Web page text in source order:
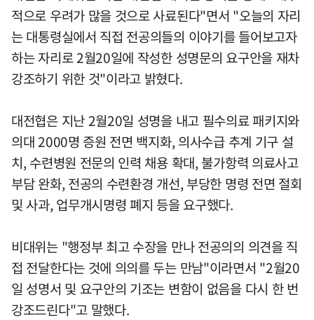
적으로 우려가 많을 것으로 사료된다"면서 "오늘의 자리
는 대통령실에서 직접 전공의들의 이야기를 들어보고자
하는 자리로 2월20일에 작성한 성명문의 요구안을 재차
강조하기 위한 것"이라고 밝혔다.
대전협은 지난 2월20일 성명을 내고 필수의료 패키지와
의대 2000명 증원 전면 백지화, 의사수급 추계 기구 설
치, 수련병원 전문의 인력 채용 확대, 불가항력 의료사고
부담 완화, 전공의 수련환경 개선, 부당한 명령 전면 절회
및 사과, 업무개시명령 폐지 등을 요구했다.
비대위는 "행정부 최고 수장을 만나 전공의의 의견을 직
접 전달한다는 것에 의의를 두는 만남"이라면서 "2월20
일 성명서 및 요구안의 기조는 변함이 없음을 다시 한 번
강조드린다"고 말했다.